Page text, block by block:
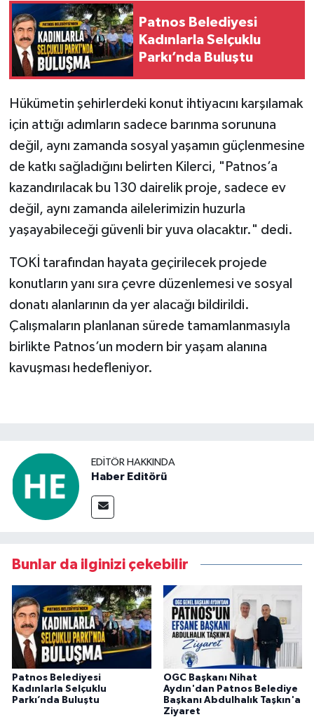
Patnos Belediyesi
Kadınlarla Selçuklu
Parkı’nda Buluştu
Hükümetin şehirlerdeki konut ihtiyacını karşılamak
için attığı adımların sadece barınma sorununa
değil, aynı zamanda sosyal yaşamın güçlenmesine
de katkı sağladığını belirten Kilerci, "Patnos’a
kazandırılacak bu 130 dairelik proje, sadece ev
değil, aynı zamanda ailelerimizin huzurla
yaşayabileceği güvenli bir yuva olacaktır." dedi.
TOKİ tarafından hayata geçirilecek projede
konutların yanı sıra çevre düzenlemesi ve sosyal
donatı alanlarının da yer alacağı bildirildi.
Çalışmaların planlanan sürede tamamlanmasıyla
birlikte Patnos’un modern bir yaşam alanına
kavuşması hedefleniyor.
EDITÖR HAKKINDA
Haber Editörü
Bunlar da ilginizi çekebilir
Patnos Belediyesi
Kadınlarla Selçuklu
Parkı’nda Buluştu
OGC Başkanı Nihat
Aydın'dan Patnos Belediye
Başkanı Abdulhalık Taşkın'a
Ziyaret